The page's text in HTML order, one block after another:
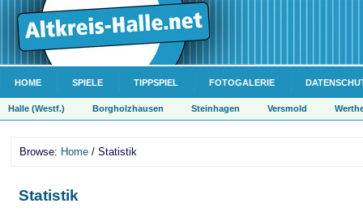
HOME SPIELE TIPPSPIEL FOTOGALERIE
Halle (Westf.) Borgholzhausen Steinhagen Versmold
Browse: Home / Statistik
Statistik